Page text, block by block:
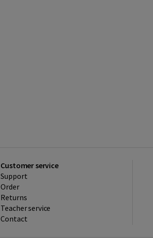
Customer service
Support
Order
Returns
Teacher service
Contact